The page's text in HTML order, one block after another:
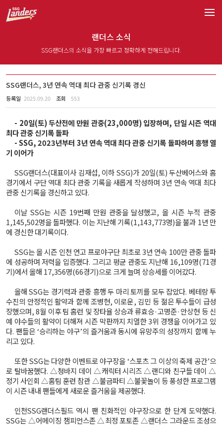
랜더스 소식
SSG랜더스의 소식을 가장 빠르고 정확하게 전해드립니다.
SSG랜더스, 3년 연속 역대 최다 관중 신기록 경신
등록일 2025.09.20 조회 553
- 20일(토) 두산전에 만원 관중(23,000명) 입장하며, 단일 시즌 역대
최다 관중 신기록 돌파
- SSG, 2023년부터 3년 연속 역대 최다 관중 신기록 돌파하며 흥행 열
기 이어가
SSG랜더스(대표이사 김재섭, 이하 SSG)가 20일(토) 두산베어스와 홈
경기에서 구단 역대 최다 관중 기록을 새롭게 작성하며 3년 연속 역대 최다
관중 신기록을 경신하고 있다.
이날 SSG는 시즌 19번째 만원 관중을 달성했고, 올 시즌 누적 관중
1,145,502명을 돌파했다. 이는 지난해 기록(1,143,773명)을 불과 1년 만
에 경신한 대기록이다.
SSG는 올 시즌 인천 연고 프로야구단 최초로 3년 연속 100만 관중 돌파
에 성공하며 저력을 입증했다. 그리고 평균 관중도 지난해 16,109명(71경
기)에서 올해 17,356명(66경기)으로 크게 늘며 상승세를 이어갔다.
올해 SSG는 경기력과 관중 흥행 두 마리 토끼를 모두 잡았다. 베테랑 투
수진의 안정적인 활약과 함께 조병현, 이로운, 김민 등 젊은 투수들이 급성
장했으며, 8월 이후 팀 홈런 및 장타율 상승과 류효승·고명준·안상현 등 신
예 야수들의 활약이 더해져 시즌 막판까지 치열한 3위 경쟁을 이어가고 있
다. 팬들은 ‘승리하는 야구’의 즐거움과 동시에 유망주의 성장까지 함께 누
리고 있다.
또한 SSG는 다양한 이벤트로 야구장을 ‘스포츠 그 이상의 축제 공간’으
로 탈바꿈했다. △청바지 데이 △캐릭터 시리즈 △랜디와 친구들 데이 △
정기 사인회 △홈팀 훈련 참관 △불금파티 △불꽃놀이 등 풍성한 프로그램
이 시즌 내내 팬들에게 새로운 즐거움을 제공했다.
인천SSG랜더스필드 역시 팬 친화적인 야구장으로 한 단계 도약했다.
SSG는 △어메이징 챔피언스존 △최정 포토존 △랜더스 그라운드 조성으